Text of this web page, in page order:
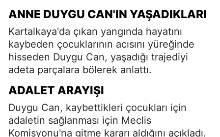
ANNE DUYGU CAN'IN YAŞADIKLARI
Kartalkaya'da çıkan yangında hayatını
kaybeden çocuklarının acısını yüreğinde
hisseden Duygu Can, yaşadığı trajediyi
adeta parçalara bölerek anlattı.
ADALET ARAYIŞI
Duygu Can, kaybettikleri çocukları için
adaletin sağlanması için Meclis
Komisyonu'na gitme kararı aldığını açıkladı.